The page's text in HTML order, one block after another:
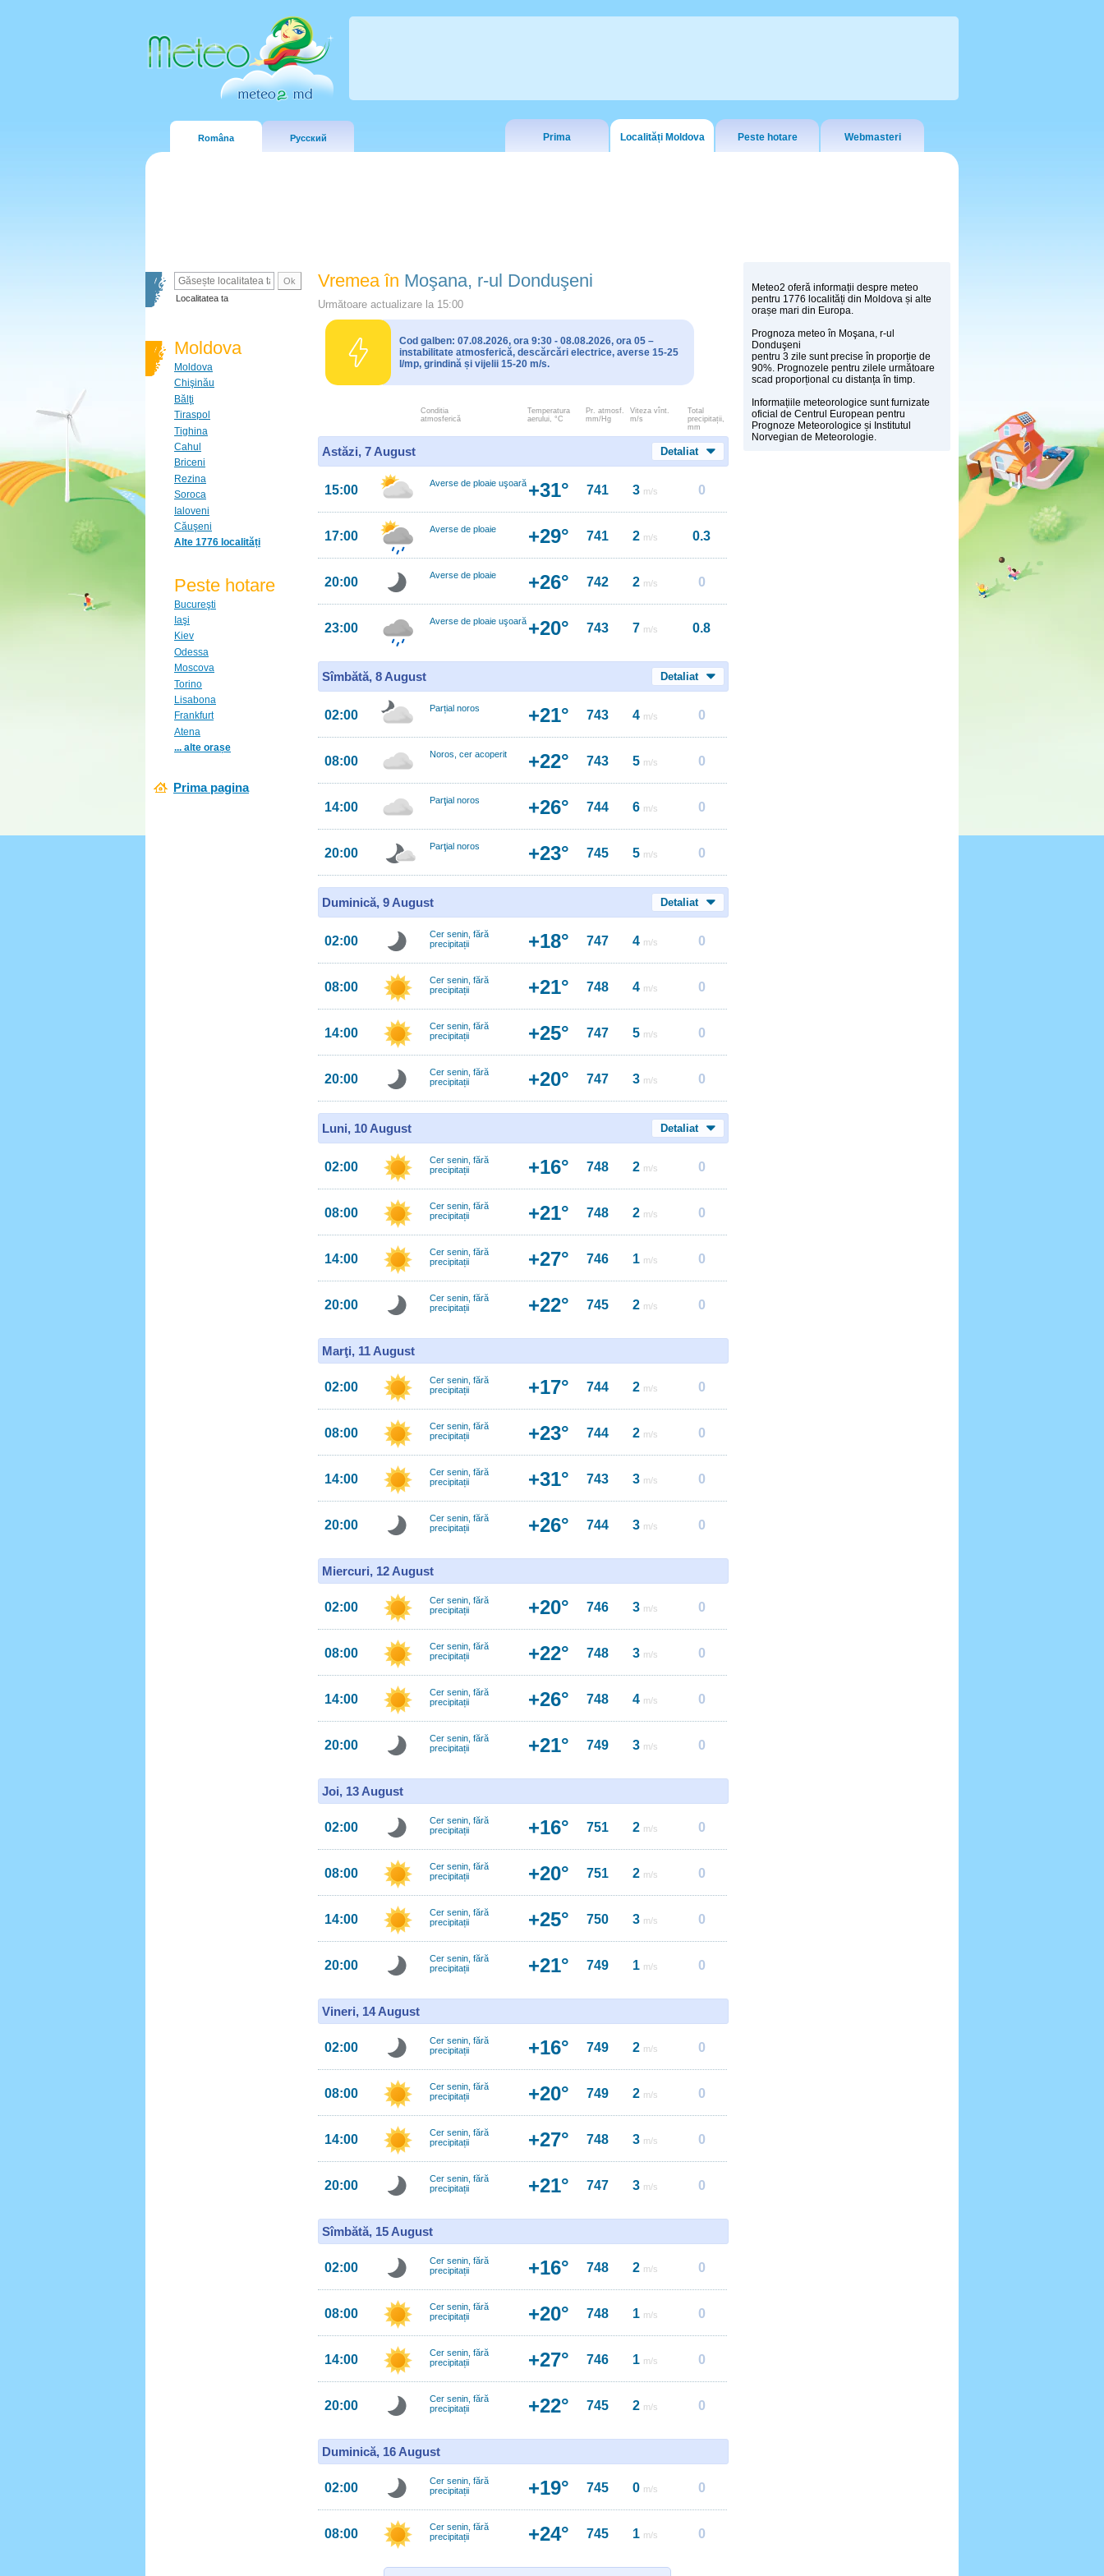
Româna Русский Prima Localități Moldova Peste hotare Webmasteri
Localitatea ta
Moldova
Moldova
Chişinău
Bălţi
Tiraspol
Tighina
Cahul
Briceni
Rezina
Soroca
Ialoveni
Căuşeni
Alte 1776 localități
Peste hotare
Bucureşti
Iaşi
Kiev
Odessa
Moscova
Torino
Lisabona
Frankfurt
Atena
... alte orașe
Prima pagina
Vremea în Moşana, r-ul Donduşeni
Următoare actualizare la 15:00
Cod galben: 07.08.2026, ora 9:30 - 08.08.2026, ora 05 –
instabilitate atmosferică, descărcări electrice, averse 15-25
l/mp, grindină și vijelii 15-20 m/s.
Conditia
atmosferică
Temperatura
aerului, °C
Pr. atmosf.
mm/Hg
Viteza vînt.
m/s
Total
precipitații,
mm
Astăzi, 7 August Detaliat
15:00 Averse de ploaie uşoară +31° 741 3 m/s 0
17:00 Averse de ploaie +29° 741 2 m/s 0.3
20:00 Averse de ploaie +26° 742 2 m/s 0
23:00 Averse de ploaie uşoară +20° 743 7 m/s 0.8
Sîmbătă, 8 August Detaliat
02:00 Parțial noros +21° 743 4 m/s 0
08:00 Noros, cer acoperit +22° 743 5 m/s 0
14:00 Parţial noros +26° 744 6 m/s 0
20:00 Parţial noros +23° 745 5 m/s 0
Duminică, 9 August Detaliat
02:00
Cer senin, fără
precipitații
+18° 747 4 m/s 0
08:00
Cer senin, fără
precipitații
+21° 748 4 m/s 0
14:00
Cer senin, fără
precipitații
+25° 747 5 m/s 0
20:00
Cer senin, fără
precipitații
+20° 747 3 m/s 0
Luni, 10 August Detaliat
02:00
Cer senin, fără
precipitații
+16° 748 2 m/s 0
08:00
Cer senin, fără
precipitații
+21° 748 2 m/s 0
14:00
Cer senin, fără
precipitații
+27° 746 1 m/s 0
20:00
Cer senin, fără
precipitații
+22° 745 2 m/s 0
Marţi, 11 August
02:00
Cer senin, fără
precipitații
+17° 744 2 m/s 0
08:00
Cer senin, fără
precipitații
+23° 744 2 m/s 0
14:00
Cer senin, fără
precipitații
+31° 743 3 m/s 0
20:00
Cer senin, fără
precipitații
+26° 744 3 m/s 0
Miercuri, 12 August
02:00
Cer senin, fără
precipitații
+20° 746 3 m/s 0
08:00
Cer senin, fără
precipitații
+22° 748 3 m/s 0
14:00
Cer senin, fără
precipitații
+26° 748 4 m/s 0
20:00
Cer senin, fără
precipitații
+21° 749 3 m/s 0
Joi, 13 August
02:00
Cer senin, fără
precipitații
+16° 751 2 m/s 0
08:00
Cer senin, fără
precipitații
+20° 751 2 m/s 0
14:00
Cer senin, fără
precipitații
+25° 750 3 m/s 0
20:00
Cer senin, fără
precipitații
+21° 749 1 m/s 0
Vineri, 14 August
02:00
Cer senin, fără
precipitații
+16° 749 2 m/s 0
08:00
Cer senin, fără
precipitații
+20° 749 2 m/s 0
14:00
Cer senin, fără
precipitații
+27° 748 3 m/s 0
20:00
Cer senin, fără
precipitații
+21° 747 3 m/s 0
Sîmbătă, 15 August
02:00
Cer senin, fără
precipitații
+16° 748 2 m/s 0
08:00
Cer senin, fără
precipitații
+20° 748 1 m/s 0
14:00
Cer senin, fără
precipitații
+27° 746 1 m/s 0
20:00
Cer senin, fără
precipitații
+22° 745 2 m/s 0
Duminică, 16 August
02:00
Cer senin, fără
precipitații
+19° 745 0 m/s 0
08:00
Cer senin, fără
precipitații
+24° 745 1 m/s 0
Meteo2 oferă informații despre meteo
pentru 1776 localități din Moldova și alte
orașe mari din Europa.
Prognoza meteo în Moşana, r-ul
Donduşeni
pentru 3 zile sunt precise în proporție de
90%. Prognozele pentru zilele următoare
scad proporțional cu distanța în timp.
Informațiile meteorologice sunt furnizate
oficial de Centrul European pentru
Prognoze Meteorologice și Institutul
Norvegian de Meteorologie.